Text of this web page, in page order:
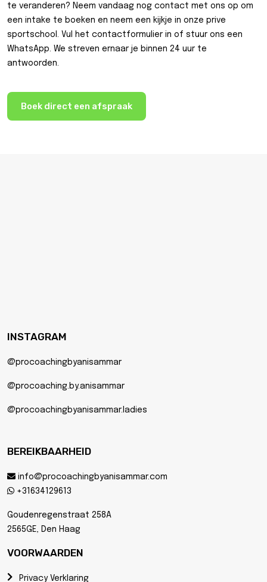
te veranderen? Neem vandaag nog contact met ons op om
een intake te boeken en neem een kijkje in onze prive
sportschool. Vul het contactformulier in of stuur ons een
WhatsApp. We streven ernaar je binnen 24 uur te
antwoorden.
Boek direct een afspraak
INSTAGRAM
@procoachingbyanisammar
@procoaching.by.anisammar
@procoachingbyanisammar.ladies
BEREIKBAARHEID
info@procoachingbyanisammar.com
+31634129613
Goudenregenstraat 258A
2565GE, Den Haag
VOORWAARDEN
Privacy Verklaring